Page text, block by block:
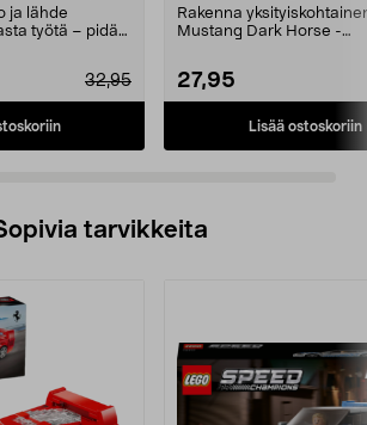
ja lähde
työtä – pidä
32,95
76920, 9+
Rakenna
Mustang Dark Horse -
27,95
Lisää ostoskoriin
tarvikkeita